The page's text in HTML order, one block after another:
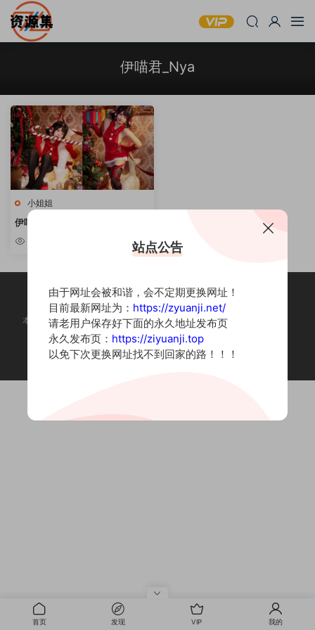
伊喵君_Nya
小姐姐
伊喵君_Nya – COSPLAY写真套
图合集 [持续更新]
本站为摄影写真图片网站，内容来自网络收集整理，仅作个人学习使用。
如有违法内容请联系删除
Copyright © 2022 资源集
首页 发现 VIP 我的
站点公告
由于网址会被和谐，会不定期更换网址！
目前最新网址为： https://zyuanji.net/
请老用户保存好下面的永久地址发布页
永久发布页： https://ziyuanji.top
以免下次更换网址找不到回家的路！！！